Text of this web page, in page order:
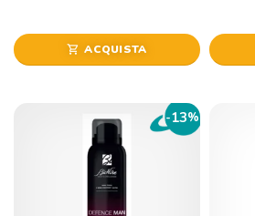
shopping_cart ACQUISTA
-13%